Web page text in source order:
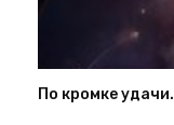
По кромке